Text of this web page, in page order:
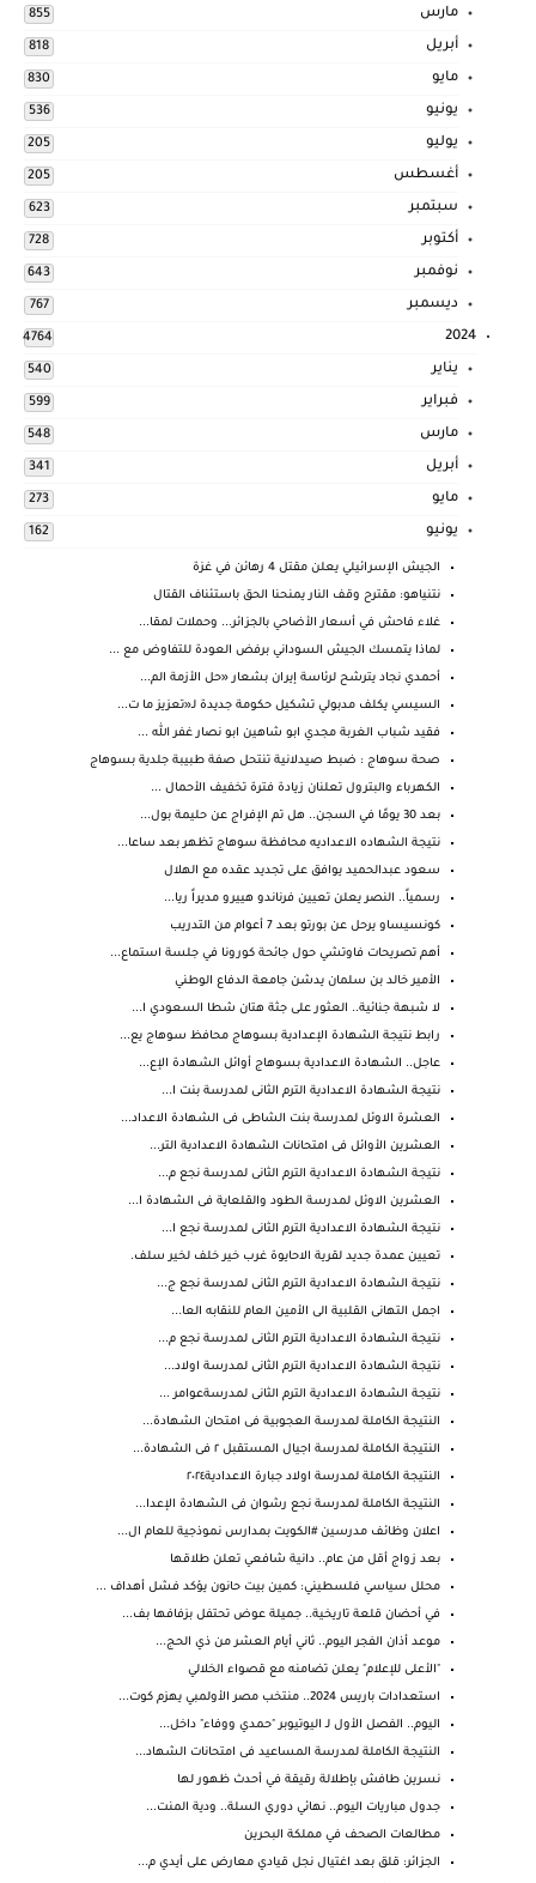
مارس 855
أبريل 818
مايو 830
يونيو 536
يوليو 205
أغسطس 205
سبتمبر 623
أكتوبر 728
نوفمبر 643
ديسمبر 767
2024
4764
يناير 540
فبراير 599
مارس 548
أبريل 341
مايو 273
يونيو 162
الجيش الإسرائيلي يعلن مقتل 4 رهائن في غزة
نتنياهو: مقترح وقف النار يمنحنا الحق باستئناف القتال
غلاء فاحش في أسعار الأضاحي بالجزائر... وحملات لمقا...
لماذا يتمسك الجيش السوداني برفض العودة للتفاوض مع ...
أحمدي نجاد يترشح لرئاسة إيران بشعار «حل الأزمة الم...
السيسي يكلف مدبولي تشكيل حكومة جديدة لـ«تعزيز ما ت...
فقيد شباب الغربة مجدي ابو شاهين ابو نصار غفر الله ...
صحة سوهاج : ضبط صيدلانية تنتحل صفة طبيبة جلدية بسوهاج
الكهرباء والبترول تعلنان زيادة فترة تخفيف الأحمال ...
بعد 30 يومًا في السجن.. هل تم الإفراج عن حليمة بول...
نتيجة الشهاده الاعداديه محافظة سوهاج تظهر بعد ساعا...
سعود عبدالحميد يوافق على تجديد عقده مع الهلال
رسمياً.. النصر يعلن تعيين فرناندو هييرو مديراً ريا...
كونسيساو يرحل عن بورتو بعد 7 أعوام من التدريب
أهم تصريحات فاوتشي حول جائحة كورونا في جلسة استماع...
الأمير خالد بن سلمان يدشن جامعة الدفاع الوطني
لا شبهة جنائية.. العثور على جثة هتان شطا السعودي ا...
رابط نتيجة الشهادة الإعدادية بسوهاج محافظ سوهاج يع...
عاجل.. الشهادة الاعدادية بسوهاج أوائل الشهادة الإع...
نتيجة الشهادة الاعدادية الترم الثانى لمدرسة بنت ا...
العشرة الاوئل لمدرسة بنت الشاطى فى الشهادة الاعداد...
العشرين الأوائل فى امتحانات الشهادة الاعدادية التر...
نتيجة الشهادة الاعدادية الترم الثانى لمدرسة نجع م...
العشرين الاوئل لمدرسة الطود والقلعاية فى الشهادة ا...
نتيجة الشهادة الاعدادية الترم الثانى لمدرسة نجع ا...
تعيين عمدة جديد لقرية الاحايوة غرب خير خلف لخير سلف.
نتيجة الشهادة الاعدادية الترم الثانى لمدرسة نجع ج...
اجمل التهانى القلبية الى الأمين العام للنقابه العا...
نتيجة الشهادة الاعدادية الترم الثانى لمدرسة نجع م...
نتيجة الشهادة الاعدادية الترم الثانى لمدرسة اولاد...
نتيجة الشهادة الاعدادية الترم الثانى لمدرسةعوامر ...
النتيجة الكاملة لمدرسة العجوبية فى امتحان الشهادة...
النتيجة الكاملة لمدرسة اجيال المستقبل ٢ فى الشهادة...
النتيجة الكاملة لمدرسة اولاد جبارة الاعدادية٢٠٢٤
النتيجة الكاملة لمدرسة نجع رشوان فى الشهادة الإعدا...
اعلان وظائف مدرسين #الكويت بمدارس نموذجية للعام ال...
بعد زواج أقل من عام.. دانية شافعي تعلن طلاقها
محلل سياسي فلسطيني: كمين بيت حانون يؤكد فشل أهداف ...
في أحضان قلعة تاريخية.. جميلة عوض تحتفل بزفافها بف...
موعد أذان الفجر اليوم.. ثاني أيام العشر من ذي الحج...
"الأعلى للإعلام" يعلن تضامنه مع قصواء الخلالي
استعدادات باريس 2024.. منتخب مصر الأولمبي يهزم كوت...
اليوم.. الفصل الأول لـ اليوتيوبر "حمدي ووفاء" داخل...
النتيجة الكاملة لمدرسة المساعيد فى امتحانات الشهاد...
نسرين طافش بإطلالة رقيقة في أحدث ظهور لها
جدول مباريات اليوم.. نهائي دوري السلة.. ودية المنت...
مطالعات الصحف في مملكة البحرين
الجزائر: قلق بعد اغتيال نجل قيادي معارض على أيدي م...